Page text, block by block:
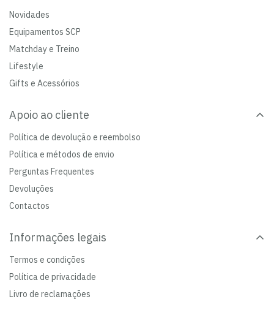
Novidades
Equipamentos SCP
Matchday e Treino
Lifestyle
Gifts e Acessórios
Apoio ao cliente
Política de devolução e reembolso
Política e métodos de envio
Perguntas Frequentes
Devoluções
Contactos
Informações legais
Termos e condições
Política de privacidade
Livro de reclamações